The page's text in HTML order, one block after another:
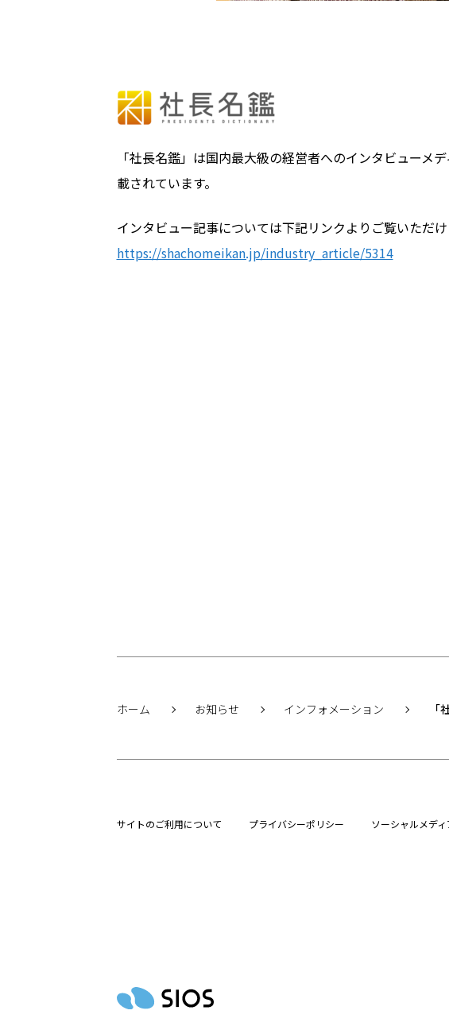
「社長名鑑」は国内最大級の経営者へのインタビュー
載されています。
インタビュー記事については下記リンクよりご覧いただけ
https://shachomeikan.jp/industry_article/5314
ホーム お知らせ インフォメーション
サイトのご利用について プライバシーポリシー ソーシャルメデ